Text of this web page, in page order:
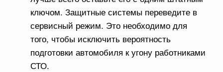
ключом. Защитные системы переведите в
сервисный режим. Это необходимо для
того, чтобы исключить вероятность
подготовки автомобиля к угону работниками
СТО.